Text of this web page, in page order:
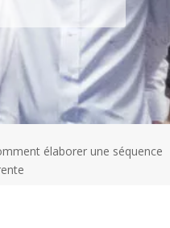
élaborer une séquence